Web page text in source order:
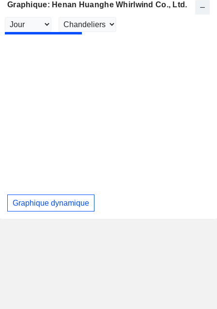
Graphique: Henan Huanghe Whirlwind Co., Ltd.
Graphique dynamique